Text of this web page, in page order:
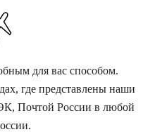
для вас способом.
где представлены наши
Почтой России в любой